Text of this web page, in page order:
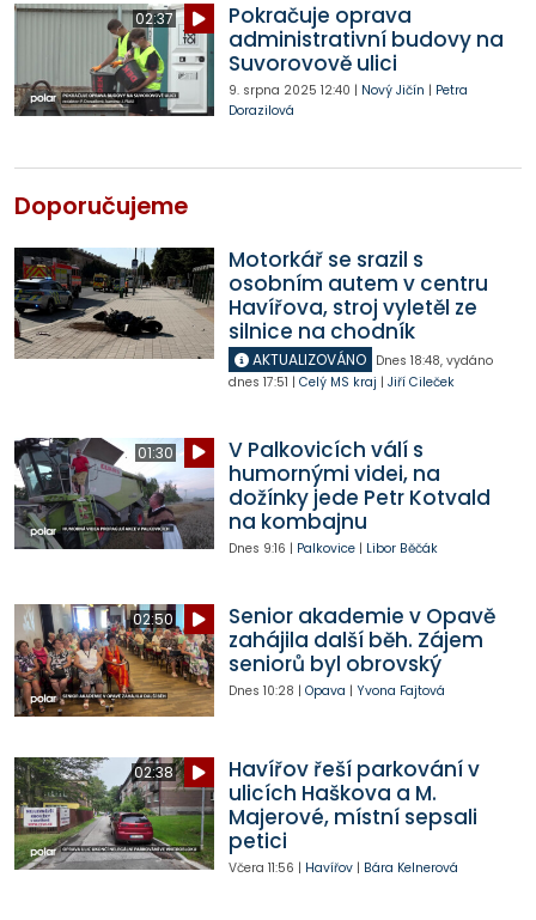
02:37
Pokračuje oprava
administrativní budovy na
Suvorovově ulici
9. srpna 2025 12:40 | Nový Jičín | Petra
Dorazilová
Doporučujeme
Motorkář se srazil s
osobním autem v centru
Havířova, stroj vyletěl ze
silnice na chodník
AKTUALIZOVÁNO Dnes 18:48, vydáno
dnes 17:51 | Celý MS kraj | Jiří Cileček
01:30
V Palkovicích válí s
humornými videi, na
dožínky jede Petr Kotvald
na kombajnu
Dnes 9:16 | Palkovice| Libor Běčák
02:50
Senior akademie v Opavě
zahájila další běh. Zájem
seniorů byl obrovský
Dnes 10:28 | Opava | Yvona Fajtová
02:38
Havířov řeší parkování v
ulicích Haškova a M.
Majerové, místní sepsali
petici
Včera 11:56 | Havířov| Bára Kelnerová